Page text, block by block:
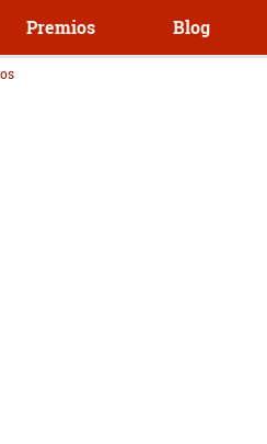
Premios Blog